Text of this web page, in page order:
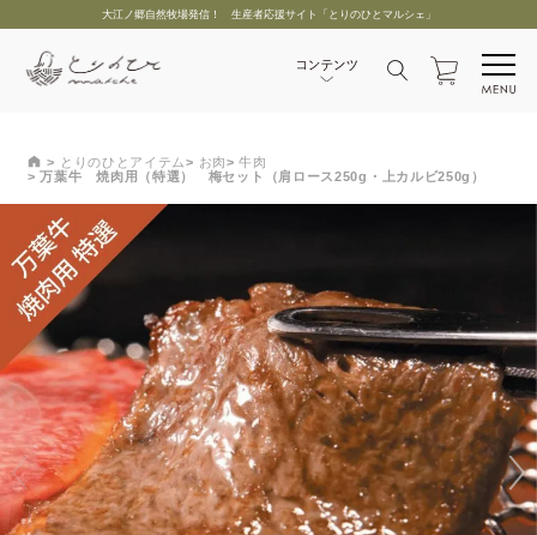
大江ノ郷自然牧場発信！ 生産者応援サイト「とりのひとマルシェ」
とりのひとアイテム お肉
牛肉
万葉牛 焼肉用（特選） 梅セット（肩ロース250g・上カルビ250g）